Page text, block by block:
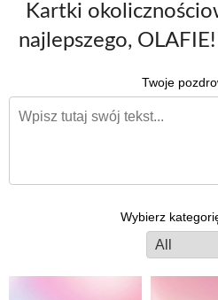
Kartki
najlepszego,
Twoje
Wybierz